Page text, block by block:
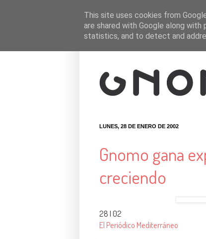
LUNES, 28 DE ENERO DE 2002
Gnomo gana
creciendo
28 I 02
El Periódico Mediterráneo
This site uses cookies from
are shared with Google along
statistics, and to detect and